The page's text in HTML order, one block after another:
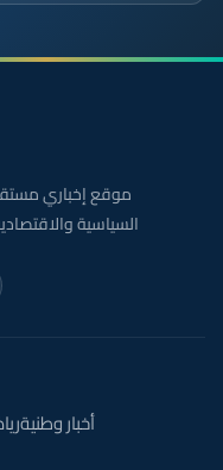
موقع إخباري
السياسية
أخبار وطنية